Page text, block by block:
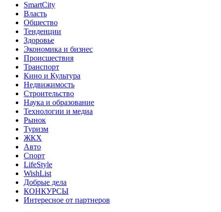
SmartCity
Власть
Общество
Тенденции
Здоровье
Экономика и бизнес
Происшествия
Транспорт
Кино и Культура
Недвижимость
Строительство
Наука и образование
Технологии и медиа
Рынок
Туризм
ЖКХ
Авто
Спорт
LifeStyle
WishList
Добрые дела
КОНКУРСЫ
Интересное от партнеров